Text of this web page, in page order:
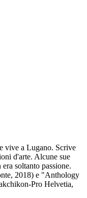
vive a Lugano. Scrive
d'arte. Alcune sue
soltanto passione.
2018) e "Anthology
Pro Helvetia,